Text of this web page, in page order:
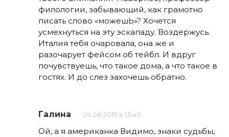
филологии, забывающий, как грамотно
писать слово «можешЬ»? Хочется
усмехнуться на эту эскападу. Воздержусь.
Италия тебя очаровала, она же и
разочарует фейсом об тейбл. И вдруг
почувствуешь, что такое дома, а что такое в
гостях. И до слез захочешь обратно.
Галина 26.08.2019 в 13:40
Ой, а я американка Видимо, знаки судьбы,